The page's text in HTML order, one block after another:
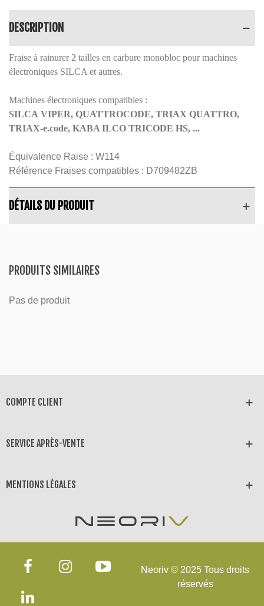
DESCRIPTION
Fraise à rainurer 2 tailles en carbure monobloc pour machines
électroniques SILCA et autres.
Machines électroniques compatibles :
SILCA VIPER, QUATTROCODE, TRIAX QUATTRO,
TRIAX-e.code, KABA ILCO TRICODE HS, ...
Équivalence Raise : W114
Référence Fraises compatibles : D709482ZB
DÉTAILS DU PRODUIT
PRODUITS SIMILAIRES
Pas de produit
COMPTE CLIENT
SERVICE APRÈS-VENTE
MENTIONS LÉGALES
Neoriv © 2025 Tous droits
réservés